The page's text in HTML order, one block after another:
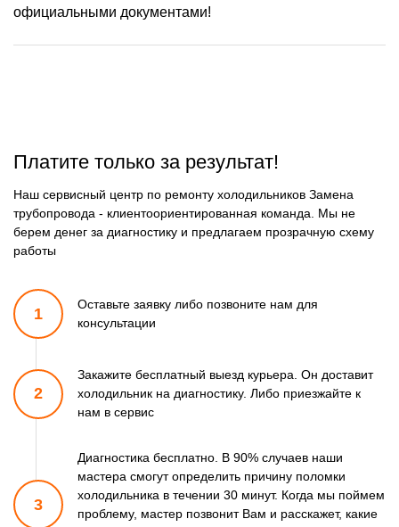
официальными документами!
Платите только за результат!
Наш сервисный центр по ремонту холодильников Замена
трубопровода - клиентоориентированная команда. Мы не
берем денег за диагностику и предлагаем прозрачную схему
работы
1
Оставьте заявку либо позвоните нам для
консультации
2
Закажите бесплатный выезд курьера. Он доставит
холодильник на диагностику. Либо приезжайте к
нам в сервис
3
Диагностика бесплатно. В 90% случаев наши
мастера смогутопределить причину поломки
холодильника в течении 30 минут. Когда мы поймем
проблему, мастер позвонит Вам и расскажет, какие